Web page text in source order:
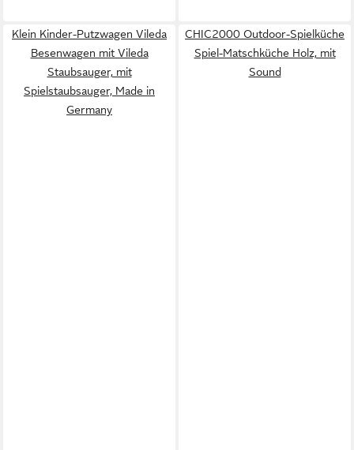
Klein Kinder-Putzwagen Vileda
Besenwagen mit Vileda
Staubsauger, mit
Spielstaubsauger, Made in
Germany
CHIC2000 Outdoor-Spielküche
Spiel-Matschküche Holz, mit
Sound